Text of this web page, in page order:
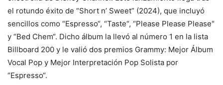
el rotundo éxito de “Short n’ Sweet” (2024), que incluyó
sencillos como “Espresso“, “Taste“, “Please Please Please“
y “Bed Chem“. Dicho álbum la llevó al número 1 en la lista
Billboard 200 y le valió dos premios Grammy: Mejor Álbum
Vocal Pop y Mejor Interpretación Pop Solista por
“Espresso“.